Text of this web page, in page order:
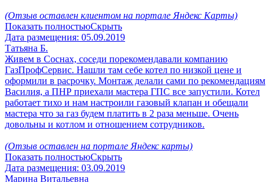
(Отзыв оставлен клиентом на портале Яндекс Карты)
Показать полностьюСкрыть
Дата размещения: 05.09.2019
Татьяна Б.
Живем в Соснах, соседи порекомендавали компанию
ГазПрофСервис. Нашли там себе котел по низкой цене и
оформили в расрочку. Монтаж делали сами по рекомендациям
Василия, а ПНР приехали мастера ГПС все запустили. Котел
работает тихо и нам настроили газовый клапан и обещали
мастера что за газ будем платить в 2 раза меньше. Очень
довольны и котлом и отношением сотрудников.
(Отзыв оставлен на портале Яндекс карты)
Показать полностьюСкрыть
Дата размещения: 03.09.2019
Марина Витальевна